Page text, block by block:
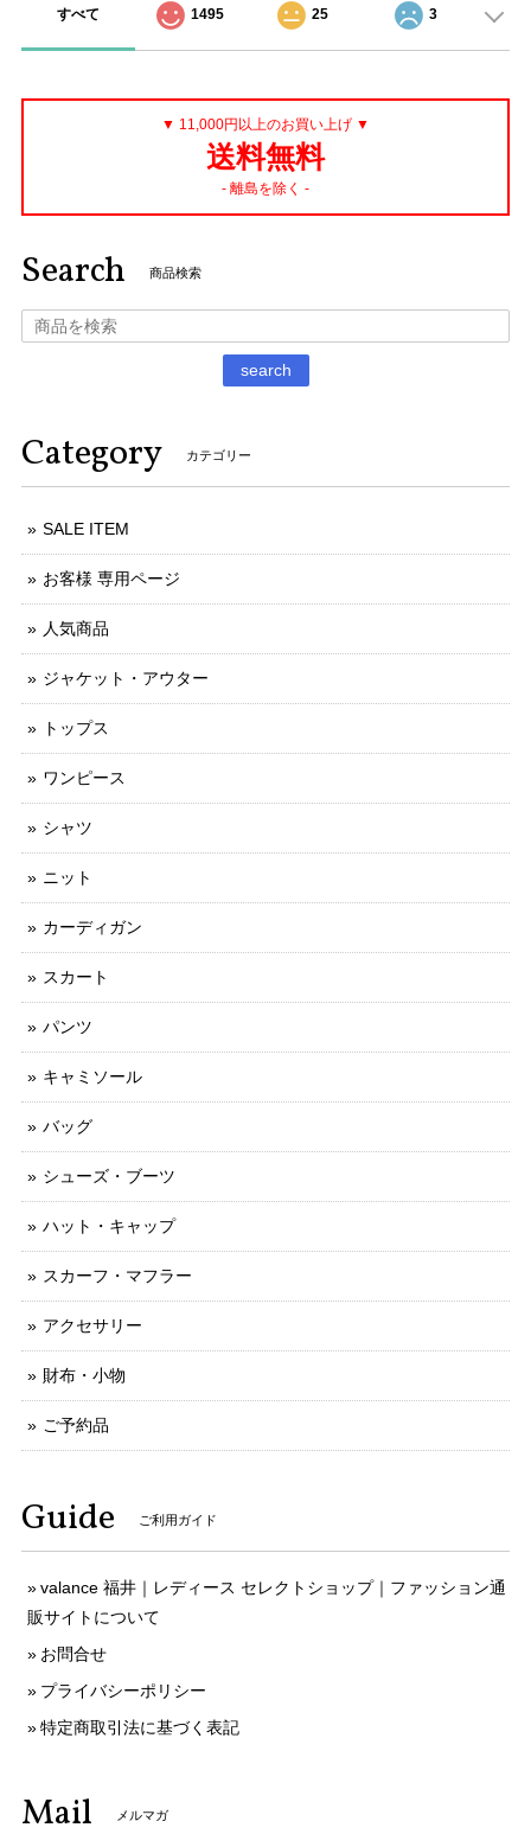
すべて 1495 25 3
▼ 11,000円以上のお買い上げ ▼
送料無料
- 離島を除く -
Search 商品検索
search
Category カテゴリー
SALE ITEM
お客様 専用ページ
人気商品
ジャケット・アウター
トップス
ワンピース
シャツ
ニット
カーディガン
スカート
パンツ
キャミソール
バッグ
シューズ・ブーツ
ハット・キャップ
スカーフ・マフラー
アクセサリー
財布・小物
ご予約品
Guide ご利用ガイド
valance 福井｜レディース セレクトショップ｜ファッション通
販サイトについて
お問合せ
プライバシーポリシー
特定商取引法に基づく表記
Mail メルマガ